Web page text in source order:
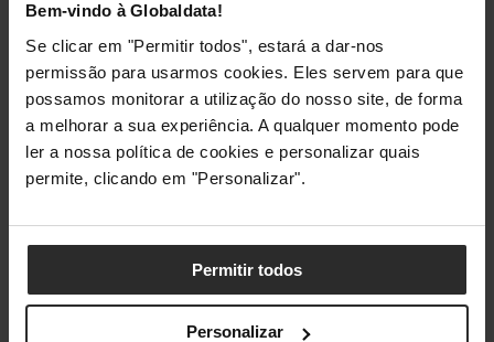
Bem-vindo à Globaldata!
Se clicar em "Permitir todos", estará a dar-nos
permissão para usarmos cookies. Eles servem para que
possamos monitorar a utilização do nosso site, de forma
a melhorar a sua experiência. A qualquer momento pode
ler a nossa política de cookies e personalizar quais
permite, clicando em "Personalizar".
Permitir todos
Personalizar